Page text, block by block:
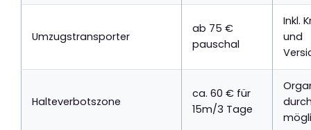
Umzugstransporter
ab 75 €
pauschal
Inkl.
und
Halteverbotszone
ca. 60 € für
15m/3 Tage